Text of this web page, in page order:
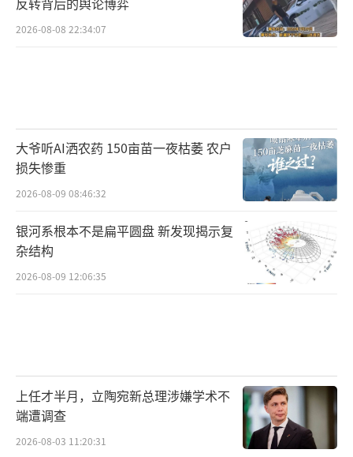
2026-08-08 22:34:07
大爷听AI洒农药 150亩苗一夜枯萎 农户
损失惨重
2026-08-09 08:46:32
银河系根本不是扁平圆盘 新发现揭示复
杂结构
2026-08-09 12:06:35
上任才半月，立陶宛新总理涉嫌学术不
端遭调查
2026-08-03 11:20:31